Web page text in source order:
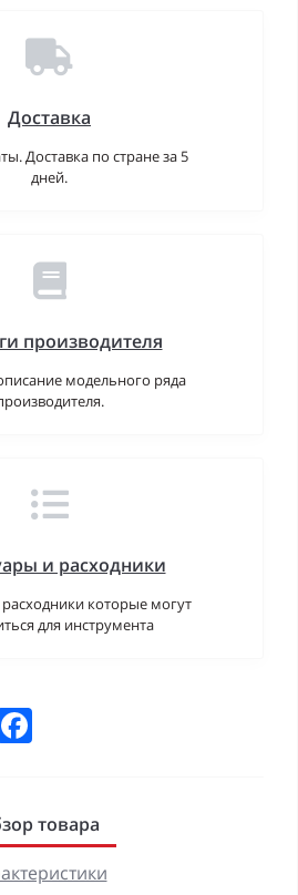
Доставка
Доставка по стране за 5
дней.
производителя
модельного ряда
и расходники
которые могут
для инструмента
товара